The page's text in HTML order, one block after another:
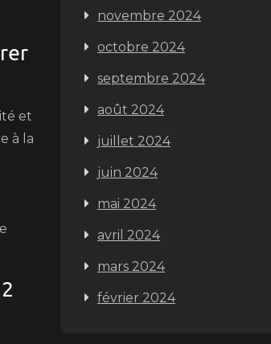
et
à la
novembre 2024
octobre 2024
septembre 2024
août 2024
juillet 2024
juin 2024
mai 2024
avril 2024
mars 2024
février 2024